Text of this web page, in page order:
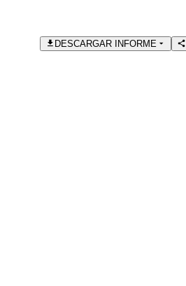
DESCARGAR INFORME